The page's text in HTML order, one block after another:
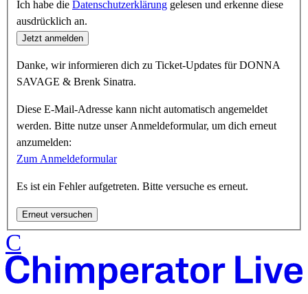
Ich habe die Datenschutzerklärung gelesen und erkenne diese
ausdrücklich an.
Jetzt anmelden
Danke, wir informieren dich zu Ticket-Updates für DONNA
SAVAGE & Brenk Sinatra.
Diese E-Mail-Adresse kann nicht automatisch angemeldet
werden. Bitte nutze unser Anmeldeformular, um dich erneut
anzumelden:
Zum Anmeldeformular
Es ist ein Fehler aufgetreten. Bitte versuche es erneut.
Erneut versuchen
C